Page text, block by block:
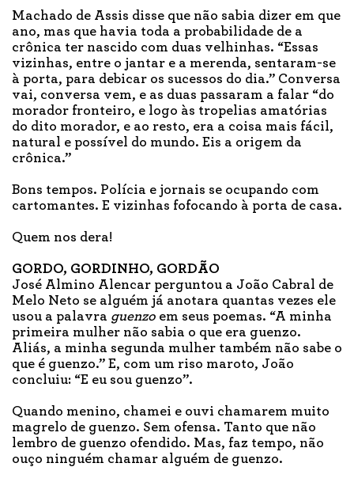
Machado de Assis disse que não sabia dizer em que
ano, mas que havia toda a probabilidade de a
crônica ter nascido com duas velhinhas. “Essas
vizinhas, entre o jantar e a merenda, sentaram-se
à porta, para debicar os sucessos do dia.” Conversa
vai, conversa vem, e as duas passaram a falar “do
morador fronteiro, e logo às tropelias amatórias
do dito morador, e ao resto, era a coisa mais fácil,
natural e possível do mundo. Eis a origem da
crônica.”
Bons tempos. Polícia e jornais se ocupando com
cartomantes. E vizinhas fofocando à porta de casa.
Quem nos dera!
GORDO, GORDINHO, GORDÃO
José Almino Alencar perguntou a João Cabral de
Melo Neto se alguém já anotara quantas vezes ele
usou a palavra guenzo em seus poemas. “A minha
primeira mulher não sabia o que era guenzo.
Aliás, a minha segunda mulher também não sabe o
que é guenzo.” E, com um riso maroto, João
concluiu: “E eu sou guenzo”.
Quando menino, chamei e ouvi chamarem muito
magrelo de guenzo. Sem ofensa. Tanto que não
lembro de guenzo ofendido. Mas, faz tempo, não
ouço ninguém chamar alguém de guenzo.